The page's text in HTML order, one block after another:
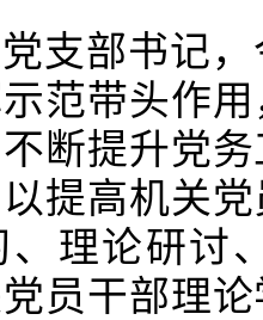
支部书记
范带头作
断提升党
提高机关
、理论研讨
员干部理